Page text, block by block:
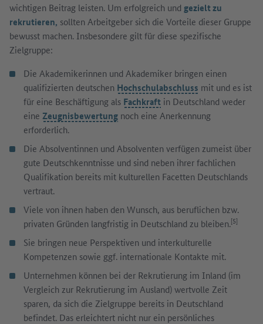
wichtigen Beitrag leisten. Um erfolgreich und gezielt zu
rekrutieren, sollten Arbeitgeber sich die Vorteile dieser Gruppe
bewusst machen. Insbesondere gilt für diese spezifische
Zielgruppe:
Die Akademikerinnen und Akademiker bringen einen
qualifizierten deutschen Hochschulabschluss mit und es ist
für eine Beschäftigung als Fachkraft in Deutschland weder
eine Zeugnisbewertung noch eine Anerkennung
erforderlich.
Die Absolventinnen und Absolventen verfügen zumeist über
gute Deutschkenntnisse und sind neben ihrer fachlichen
Qualifikation bereits mit kulturellen Facetten Deutschlands
vertraut.
Viele von ihnen haben den Wunsch, aus beruflichen bzw.
privaten Gründen langfristig in Deutschland zu bleiben.[5]
Sie bringen neue Perspektiven und interkulturelle
Kompetenzen sowie ggf. internationale Kontakte mit.
Unternehmen können bei der Rekrutierung im Inland (im
Vergleich zur Rekrutierung im Ausland) wertvolle Zeit
sparen, da sich die Zielgruppe bereits in Deutschland
befindet. Das erleichtert nicht nur ein persönliches